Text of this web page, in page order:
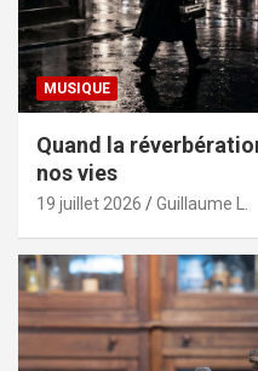
MUSIQUE
Quand la
nos vies
19 juillet 2026 Guillaume L.